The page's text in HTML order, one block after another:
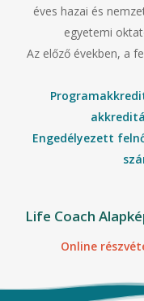
éves hazai és
egyetemi
Az előző években, a
Engedélyezett
Life Coach
Online